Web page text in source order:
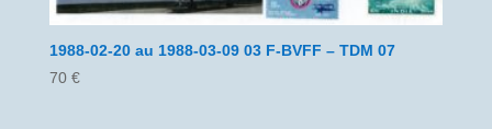
1988-02-20 au 1988-03-09 03 F-BVFF – TDM 07
70 €